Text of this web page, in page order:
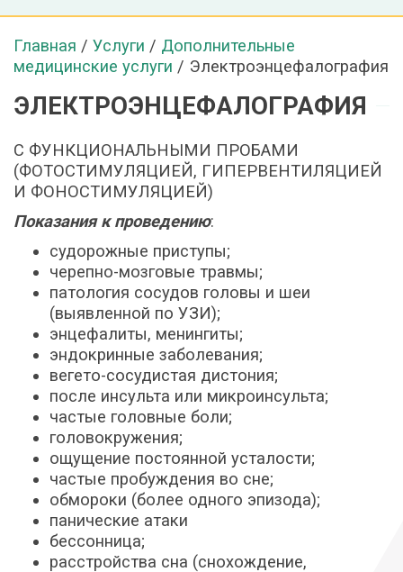
Главная / Услуги / Дополнительные
медицинские услуги / Электроэнцефалография
ЭЛЕКТРОЭНЦЕФАЛОГРАФИЯ
С ФУНКЦИОНАЛЬНЫМИ ПРОБАМИ
(ФОТОСТИМУЛЯЦИЕЙ, ГИПЕРВЕНТИЛЯЦИЕЙ
И ФОНОСТИМУЛЯЦИЕЙ)
Показания к проведению:
судорожные приступы;
черепно-мозговые травмы;
патология сосудов головы и шеи
(выявленной по УЗИ);
энцефалиты, менингиты;
эндокринные заболевания;
вегето-сосудистая дистония;
после инсульта или микроинсульта;
частые головные боли;
головокружения;
ощущение постоянной усталости;
частые пробуждения во сне;
обмороки (более одного эпизода);
панические атаки
бессонница;
расстройства сна (снохождение,